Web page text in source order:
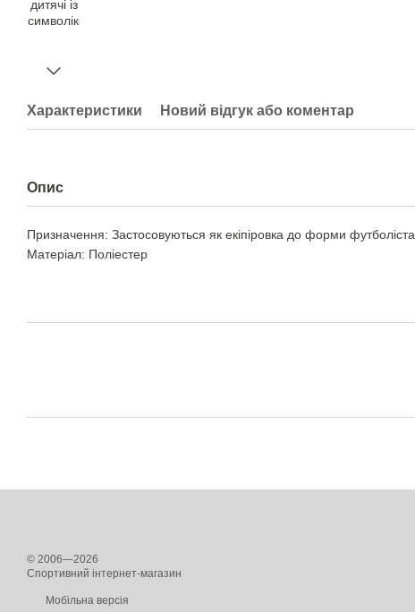
Характеристики Новий відгук або коментар
Опис
Призначення: Застосовуються як екіпіровка до форми футболіста.
Матеріал: Поліестер
© 2006—2026
Спортивний інтернет-магазин
Мобільна версія